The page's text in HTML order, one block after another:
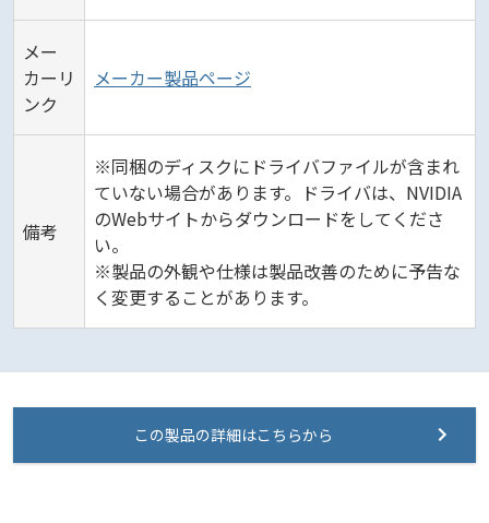
メー
カーリ
ンク
メーカー製品ページ
備考
※同梱のディスクにドライバファイルが含まれ
ていない場合があります。ドライバは、NVIDIA
のWebサイトからダウンロードをしてくださ
い。
※製品の外観や仕様は製品改善のために予告な
く変更することがあります。
この製品の詳細はこちらから